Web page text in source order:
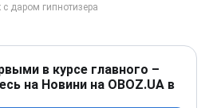
в курсе главного –
на Новини на OBOZ.UA в